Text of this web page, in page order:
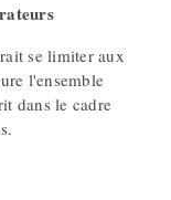
se limiter aux
l'ensemble
dans le cadre